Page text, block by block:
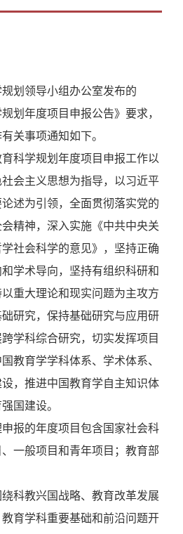
划领导小组办公室发布的
划年度项目申报公告》 要求，
关事项通知如下。
育科学规划年度项目申报工作以
会主义思想为指导，以习近平
述为引领，全面贯彻落实党的
精神，深入实施《中共中央关
社会科学的意见》，坚持正确
学术导向，坚持有组织科研和
重大理论和现实问题为主攻方
研究，保持基础研究与应用研
学科综合研究，切实发挥项目
教育学学科体系、学术体系、
，推进中国教育学自主知识体
国建设。
报的年度项目包含国家社会科
一般项目和青年项目；教育部
科教兴国战略、教育改革发展
育学科重要基础和前沿问题开